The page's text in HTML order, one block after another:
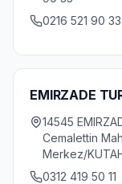
0216 521 90 33
EMIRZADE
14545
Cemalettin
Merkez/
0312 419 50 11